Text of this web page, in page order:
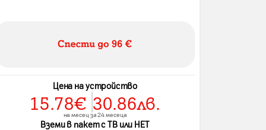
Цена на устройство
15.78€ 30.86лв.
на месец за 24 месеца
Вземи в пакет с ТВ или НЕТ